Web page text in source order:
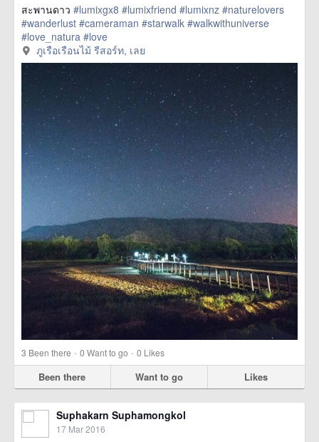
สะพานดาว #lumixgx8 #lumixfriend #lumixnz #naturelovers
#wanderlust #cameraman #starwalk #walkwithuniverse
#love_natura #love
href=https://m.thetrippacker.com/en/image/ภูเรือเรือนไม้
รีสอร์ท/192948> more
ภูเรือเรือนไม้ รีสอร์ท, เลย
3 Been there · 0 Want to go · 0 Likes
Been there Want to go Likes
Suphakarn Suphamongkol
17 Mar 2016